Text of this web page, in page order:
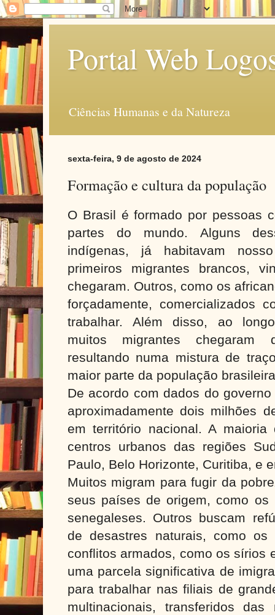
Portal Web
Ciências Humanas e da Natureza
sexta-feira, 9 de agosto de 2024
Formação e cultura da população
O Brasil é formado por pessoas
partes do mundo. Alguns
indígenas, já habitavam
primeiros migrantes brancos,
chegaram. Outros, como os
forçadamente, comercializados
trabalhar. Além disso, ao
muitos migrantes chegaram
resultando numa mistura de
maior parte da população
De acordo com dados do
aproximadamente dois milhões
em território nacional. A
centros urbanos das regiões
Paulo, Belo Horizonte, Curitiba, e
Muitos migram para fugir da
seus países de origem, como os
senegaleses. Outros buscam
de desastres naturais, como
conflitos armados, como os sírios
uma parcela significativa de
para trabalhar nas filiais de
multinacionais, transferidos